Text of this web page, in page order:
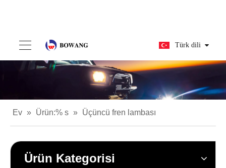
Türk dili
Ev » Ürün:% s » Üçüncü fren lambası
Ürün Kategorisi